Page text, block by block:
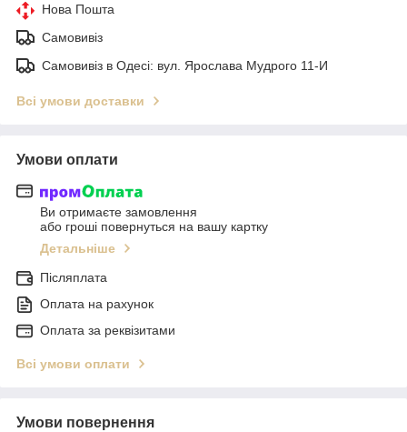
Нова Пошта
Самовивіз
Самовивіз в Одесі: вул. Ярослава Мудрого 11-И
Всі умови доставки
Умови оплати
Ви отримаєте замовлення
або гроші повернуться на вашу картку
Детальніше
Післяплата
Оплата на рахунок
Оплата за реквізитами
Всі умови оплати
Умови повернення